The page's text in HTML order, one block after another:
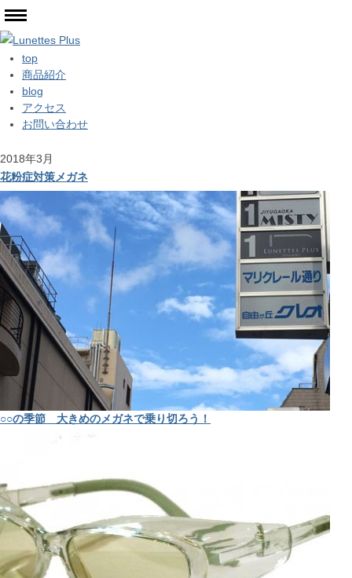
top
商品紹介
blog
アクセス
お問い合わせ
2018年3月
花粉症対策メガネ
○○の季節 大きめのメガネで乗り切ろう！